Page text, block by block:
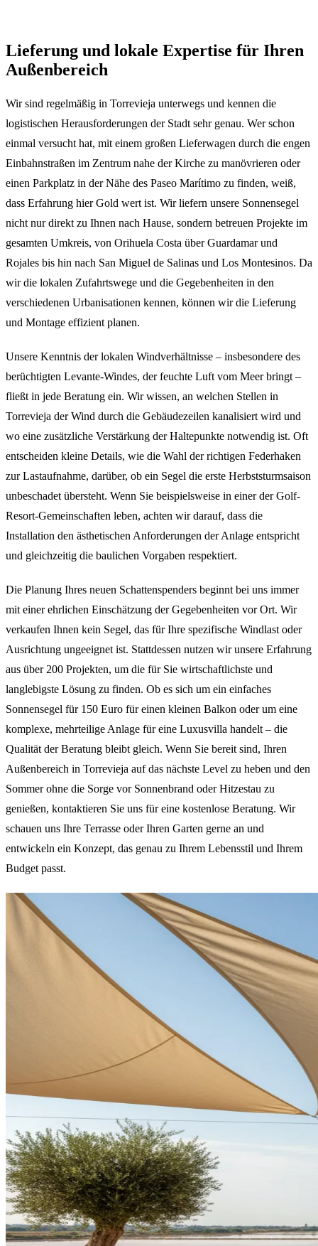
Lieferung und lokale Expertise für Ihren
Außenbereich
Wir sind regelmäßig in Torrevieja unterwegs und kennen die
logistischen Herausforderungen der Stadt sehr genau. Wer schon
einmal versucht hat, mit einem großen Lieferwagen durch die engen
Einbahnstraßen im Zentrum nahe der Kirche zu manövrieren oder
einen Parkplatz in der Nähe des Paseo Marítimo zu finden, weiß,
dass Erfahrung hier Gold wert ist. Wir liefern unsere Sonnensegel
nicht nur direkt zu Ihnen nach Hause, sondern betreuen Projekte im
gesamten Umkreis, von Orihuela Costa über Guardamar und
Rojales bis hin nach San Miguel de Salinas und Los Montesinos. Da
wir die lokalen Zufahrtswege und die Gegebenheiten in den
verschiedenen Urbanisationen kennen, können wir die Lieferung
und Montage effizient planen.
Unsere Kenntnis der lokalen Windverhältnisse – insbesondere des
berüchtigten Levante-Windes, der feuchte Luft vom Meer bringt –
fließt in jede Beratung ein. Wir wissen, an welchen Stellen in
Torrevieja der Wind durch die Gebäudezeilen kanalisiert wird und
wo eine zusätzliche Verstärkung der Haltepunkte notwendig ist. Oft
entscheiden kleine Details, wie die Wahl der richtigen Federhaken
zur Lastaufnahme, darüber, ob ein Segel die erste Herbststurmsaison
unbeschadet übersteht. Wenn Sie beispielsweise in einer der Golf-
Resort-Gemeinschaften leben, achten wir darauf, dass die
Installation den ästhetischen Anforderungen der Anlage entspricht
und gleichzeitig die baulichen Vorgaben respektiert.
Die Planung Ihres neuen Schattenspenders beginnt bei uns immer
mit einer ehrlichen Einschätzung der Gegebenheiten vor Ort. Wir
verkaufen Ihnen kein Segel, das für Ihre spezifische Windlast oder
Ausrichtung ungeeignet ist. Stattdessen nutzen wir unsere Erfahrung
aus über 200 Projekten, um die für Sie wirtschaftlichste und
langlebigste Lösung zu finden. Ob es sich um ein einfaches
Sonnensegel für 150 Euro für einen kleinen Balkon oder um eine
komplexe, mehrteilige Anlage für eine Luxusvilla handelt – die
Qualität der Beratung bleibt gleich. Wenn Sie bereit sind, Ihren
Außenbereich in Torrevieja auf das nächste Level zu heben und den
Sommer ohne die Sorge vor Sonnenbrand oder Hitzestau zu
genießen, kontaktieren Sie uns für eine kostenlose Beratung. Wir
schauen uns Ihre Terrasse oder Ihren Garten gerne an und
entwickeln ein Konzept, das genau zu Ihrem Lebensstil und Ihrem
Budget passt.